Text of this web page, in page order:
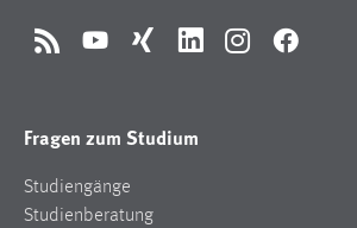
RSS YouTubeXing LinkedInInstagramFacebook
Fragen zum Studium
Studiengänge
Studienberatung
einloggen zu können.
STATISTIK